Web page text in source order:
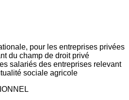
pour les entreprises privées
du champ de droit privé
salariés des entreprises relevant
sociale agricole